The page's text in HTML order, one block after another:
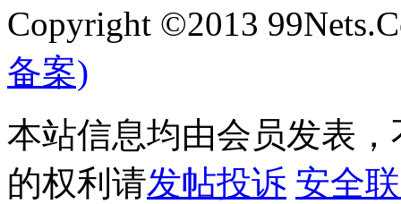
Copyright ©2013
备案)
本站信息均由会员发表
的权利请发帖投诉 安全